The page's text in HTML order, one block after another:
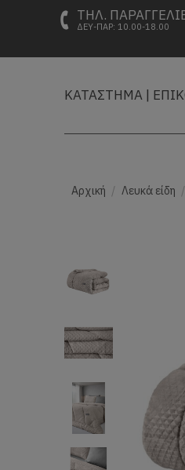
ΤΗΛ.
ΔΕΥ-ΠΑΡ: 10.00-18.00
ΚΑΤΑΣΤΗΜΑ |
Αρχική Λευκά είδη